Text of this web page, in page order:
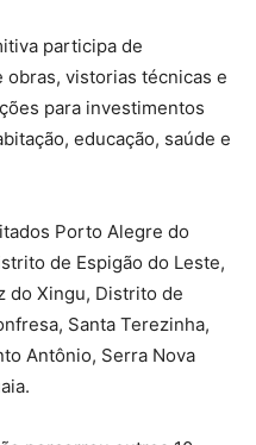
participa de
obras, vistorias técnicas e
para investimentos
educação, saúde e
Porto Alegre do
de Espigão do Leste,
do Xingu, Distrito de
Santa Terezinha,
Antônio, Serra Nova